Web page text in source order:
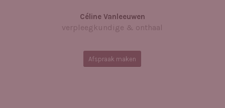
Céline Vanleeuwen
verpleegkundige & onthaal
Afspraak maken